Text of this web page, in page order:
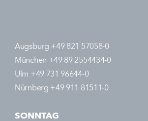
Augsburg +49 821 57058-0
München +49 89 2554434-0
Ulm +49 731 96644-0
Nürnberg +49 911 81511-0
SONNTAG